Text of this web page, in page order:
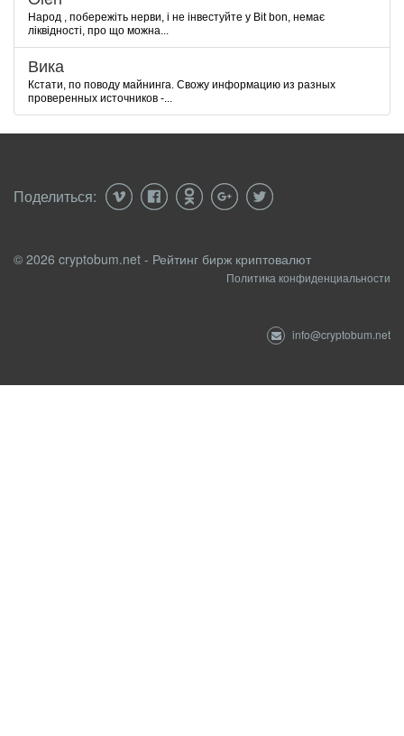
Народ , побережіть нерви, і не інвестуйте у Bit bon, немає
ліквідності, про що можна...
Вика
Кстати, по поводу майнинга. Свожу информацию из разных
проверенных источников -...
Поделиться:
© 2026 cryptobum.net - Рейтинг бирж криптовалют
Политика конфиденциальности
info@cryptobum.net